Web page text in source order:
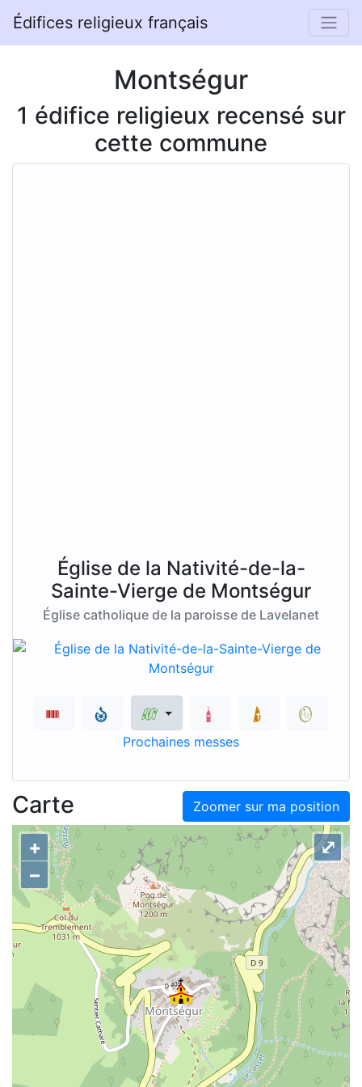
Édifices religieux français
Montségur
1 édifice religieux recensé sur
cette commune
Église de la Nativité-de-la-
Sainte-Vierge de Montségur
Église catholique de la paroisse de Lavelanet
Prochaines messes
Zoomer sur ma position
Carte
+
–
⤢